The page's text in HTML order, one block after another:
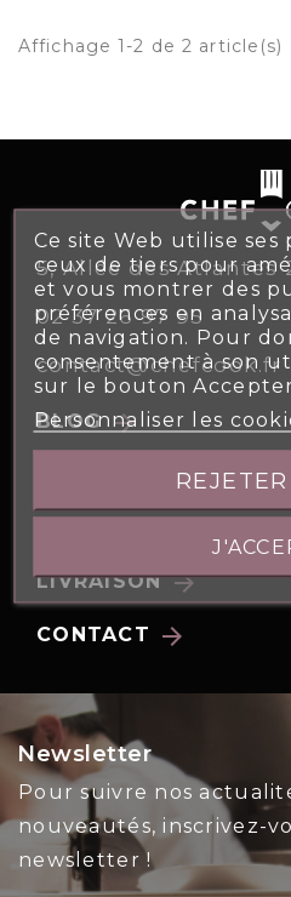
Affichage 1-2 de 2 article(s)
5, Allée des Atlantes
02 37 26 97 95
contact@chefcook.fr
BLOGarrow_forward
NOTRE HISTOIREarrow_forward
LIVRAISONarrow_forward
CONTACT arrow_forward
Newsletter
Pour suivre nos
nouveautés, inscrivez-
newsletter !
Ce site Web utilise ses
ceux de tiers pour
et vous montrer des
préférences en
de navigation. Pour
consentement à son
sur le bouton
Personnaliser les